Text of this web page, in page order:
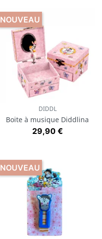
DIDDL
Boite à musique Diddlina
Prix
29,90 €
NOUVEAU
NOUVEAU